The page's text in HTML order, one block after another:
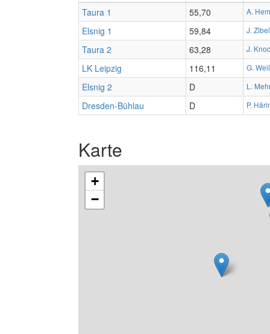
Taura 1
55,70 A.
Elsnig 1 59,84 J.
Taura 2 63,28 J.
LK Leipzig 116,11 G.
Elsnig 2 D L.
Dresden-Bühlau D P.
Karte
+
−